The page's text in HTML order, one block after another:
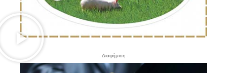
- Διαφήμιση -